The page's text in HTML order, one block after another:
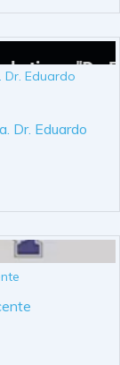
Dr. Eduardo